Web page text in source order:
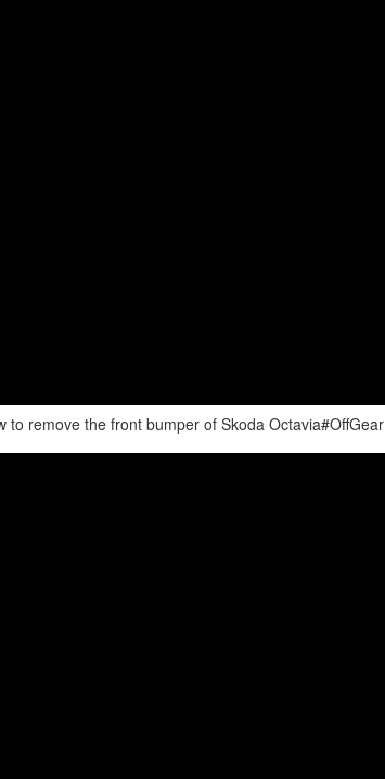
to remove the front bumper of Skoda Octavia#OffGear